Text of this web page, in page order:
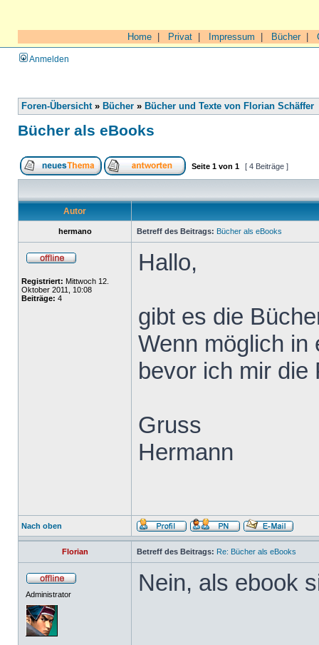
Home Privat Impressum Bücher|
Anmelden
Foren-Übersicht» Bücher » Bücher und Texte von Florian Schäffer
Bücher als eBooks
Seite 1 von 1 [ 4 Beiträge ]
Autor
hermano Betreff des Beitrags: Bücher als eBooks
Registriert: Mittwoch 12.
Oktober 2011, 10:08
Beiträge: 4
Hallo,
gibt es die
Wenn möglich in
bevor ich mir die
Gruss
Hermann
Nach oben
Florian Betreff des Beitrags: Re: Bücher als eBooks
Administrator Nein, als ebook